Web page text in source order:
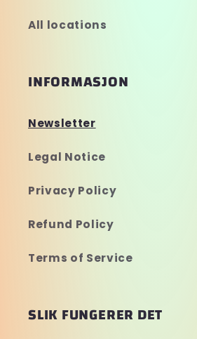
All locations
INFORMASJON
Newsletter
Legal Notice
Privacy Policy
Refund Policy
Terms of Service
SLIK FUNGERER DET